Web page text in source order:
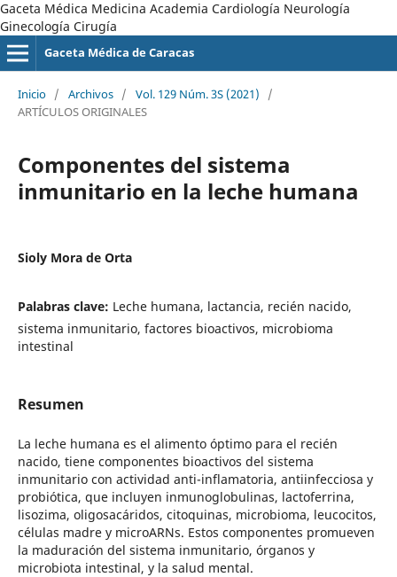
Gaceta Médica Medicina Academia Cardiología Neurología
Ginecología Cirugía
Gaceta Médica de Caracas
Inicio / Archivos / Vol. 129 Núm. 3S (2021)
/
ARTÍCULOS ORIGINALES
Componentes del sistema
inmunitario en la leche humana
Sioly Mora de Orta
Palabras clave: Leche humana, lactancia, recién nacido,
sistema inmunitario, factores bioactivos, microbioma
intestinal
Resumen
La leche humana es el alimento óptimo para el recién
nacido, tiene componentes bioactivos del sistema
inmunitario con actividad anti-inflamatoria, antiinfecciosa y
probiótica, que incluyen inmunoglobulinas, lactoferrina,
lisozima, oligosacáridos, citoquinas, microbioma, leucocitos,
células madre y microARNs. Estos componentes promueven
la maduración del sistema inmunitario, órganos y
microbiota intestinal, y la salud mental.